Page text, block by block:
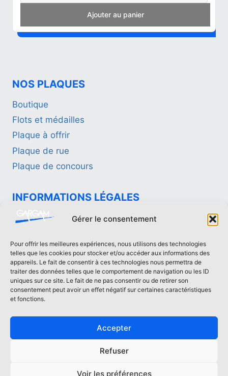
Gérer le consentement
Pour offrir les meilleures expériences, nous utilisons des technologies
telles que les cookies pour stocker et/ou accéder aux informations des
appareils. Le fait de consentir à ces technologies nous permettra de
traiter des données telles que le comportement de navigation ou les ID
uniques sur ce site. Le fait de ne pas consentir ou de retirer son
consentement peut avoir un effet négatif sur certaines caractéristiques
et fonctions.
Accepter
Refuser
Voir les préférences
Add to cart
NOS PLAQUES
Boutique
Flots et médailles
Plaque à offrir
Plaque de rue
Plaque de concours
INFORMATIONS LÉGALES
Politique de confidentialité
CONTACTEZ-NOUS
contact[at]fonderie-gargam.fr
02 41 94 16 66
Tous les droits réservés GARGAM |